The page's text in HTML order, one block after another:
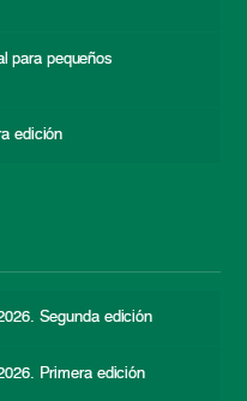
para pequeños
edición
Segunda edición
Primera edición